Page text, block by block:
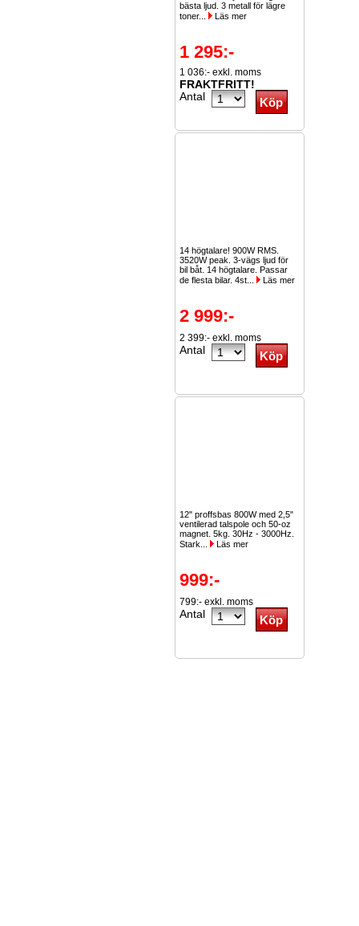
bästa ljud. 3 metall för lägre
toner...
Läs mer
1 295:-
1 036:- exkl. moms
FRAKTFRITT!
Antal
14 högtalare! 900W RMS.
3520W peak. 3-vägs ljud för
bil båt. 14 högtalare. Passar
de flesta bilar. 4st...
Läs mer
2 999:-
2 399:- exkl. moms
Antal
12" proffsbas 800W med 2,5"
ventilerad talspole och 50-oz
magnet. 5kg. 30Hz - 3000Hz.
Stark...
Läs mer
999:-
799:- exkl. moms
Antal